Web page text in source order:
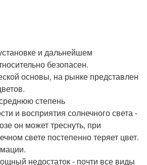
и дальнейшем
безопасен.
основы, на рынке представлен
степень
и восприятия солнечного света -
он может треснуть, при
свете постепенно теряет цвет.
недостаток - почти все виды